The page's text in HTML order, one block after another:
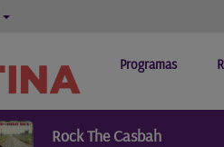
Programas
Rock The Casbah